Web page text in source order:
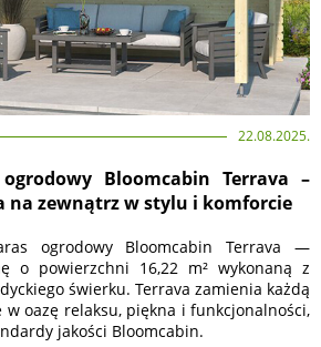
22.08.2025.
Bloomcabin Terrava –
na zewnątrz w stylu i komforcie
ogrodowy Bloomcabin Terrava —
o powierzchni 16,22 m² wykonaną z
świerku. Terrava zamienia każdą
oazę relaksu, piękna i funkcjonalności,
jakości Bloomcabin.